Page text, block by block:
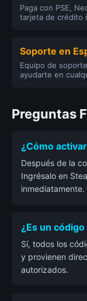
Paga con PSE,
tarjeta de crédito
Soporte en
Equipo de
ayudarte en
Preguntas
¿Cómo
Después de la
Ingrésalo en
inmediatamente.
¿Es un
Sí, todos los
y provienen
autorizados.